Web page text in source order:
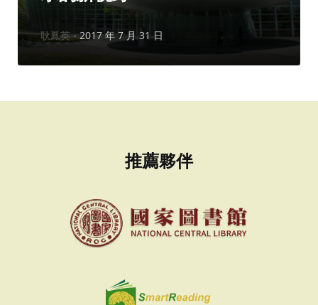
作
耿鳳英 2017 年 7 月 31 日
推薦夥伴